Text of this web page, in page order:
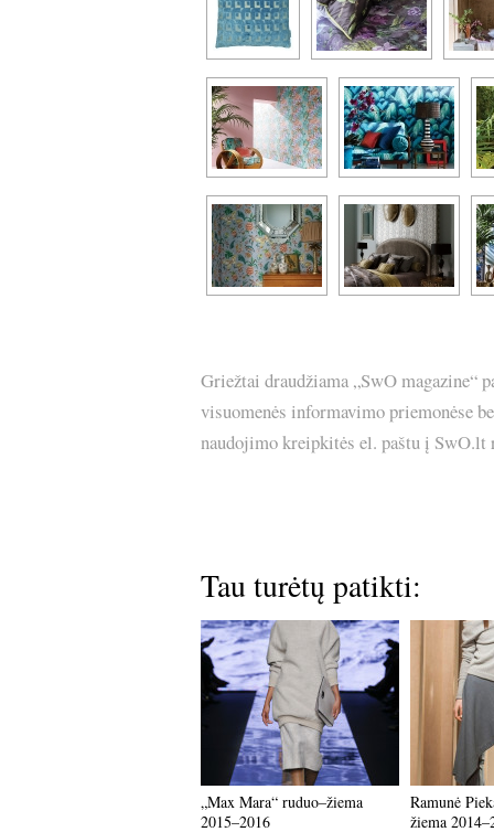
Griežtai draudžiama „SwO magazine“
visuomenės informavimo priemonėse
naudojimo kreipkitės el. paštu į
Tau turėtų patikti:
„Max Mara“ ruduo–žiema
2015–2016
Ramunė
žiema